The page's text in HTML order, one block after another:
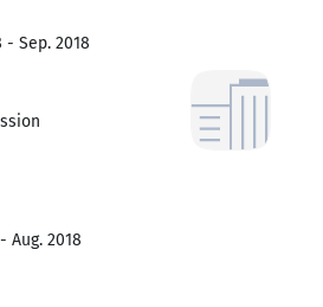
- Sep. 2018
Aug. 2018